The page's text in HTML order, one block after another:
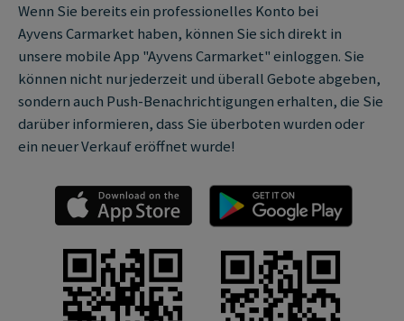
Wenn Sie bereits ein professionelles Konto bei
Ayvens Carmarket haben, können Sie sich direkt in
unsere mobile App "Ayvens Carmarket" einloggen. Sie
können nicht nur jederzeit und überall Gebote abgeben,
sondern auch Push-Benachrichtigungen erhalten, die Sie
darüber informieren, dass Sie überboten wurden oder
ein neuer Verkauf eröffnet wurde!